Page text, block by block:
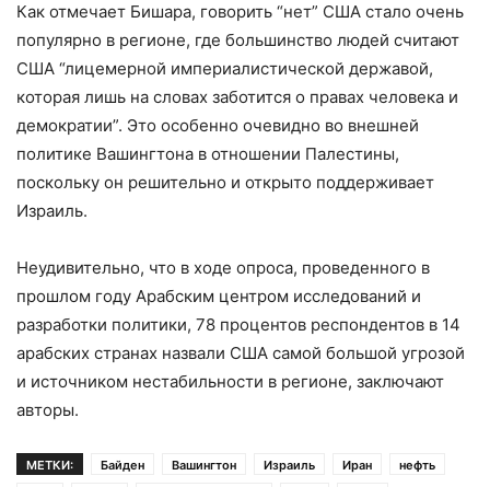
Как отмечает Бишара, говорить “нет” США стало очень
популярно в регионе, где большинство людей считают
США “лицемерной империалистической державой,
которая лишь на словах заботится о правах человека и
демократии”. Это особенно очевидно во внешней
политике Вашингтона в отношении Палестины,
поскольку он решительно и открыто поддерживает
Израиль.
Неудивительно, что в ходе опроса, проведенного в
прошлом году Арабским центром исследований и
разработки политики, 78 процентов респондентов в 14
арабских странах назвали США самой большой угрозой
и источником нестабильности в регионе, заключают
авторы.
МЕТКИ: Байден Вашингтон Израиль Иран нефть